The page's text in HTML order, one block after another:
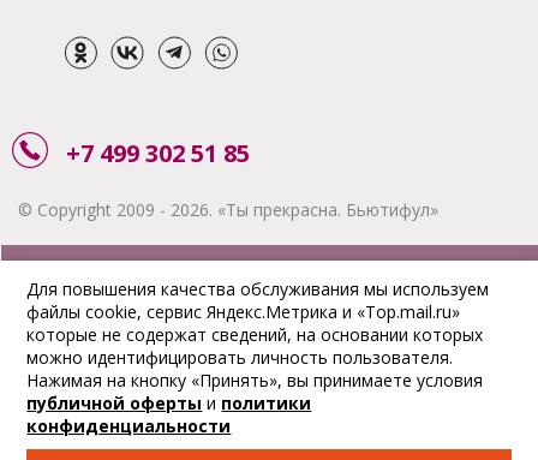
+7 499 302 51 85
© Copyright 2009 - 2026. «Ты прекрасна. Бьютифул»
АКЦИИ
ДОСТАВКА
ОПЛАТА
Для повышения качества обслуживания мы используем
файлы cookie, сервис Яндекс.Метрика и «Top.mail.ru»
которые не содержат сведений, на основании которых
можно идентифицировать личность пользователя.
Нажимая на кнопку «Принять», вы принимаете условия
публичной оферты и политики
конфиденциальности